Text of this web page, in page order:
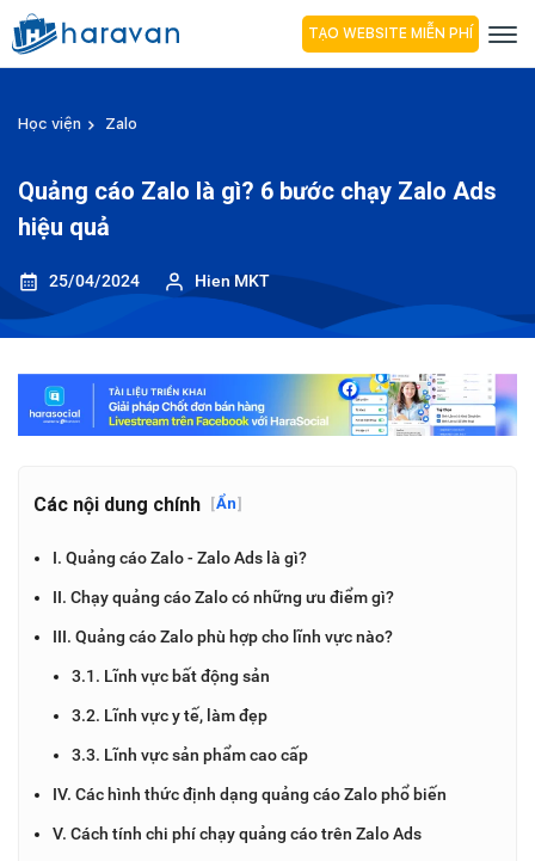
TẠO WEBSITE MIỄN PHÍ
Học viện Zalo
Quảng cáo Zalo là gì? 6 bước chạy Zalo Ads
hiệu quả
25/04/2024 Hien MKT
Các nội dung chính [Ẩn]
I. Quảng cáo Zalo - Zalo Ads là gì?
II. Chạy quảng cáo Zalo có những ưu điểm gì?
III. Quảng cáo Zalo phù hợp cho lĩnh vực nào?
3.1. Lĩnh vực bất động sản
3.2. Lĩnh vực y tế, làm đẹp
3.3. Lĩnh vực sản phẩm cao cấp
IV. Các hình thức định dạng quảng cáo Zalo phổ biến
V. Cách tính chi phí chạy quảng cáo trên Zalo Ads